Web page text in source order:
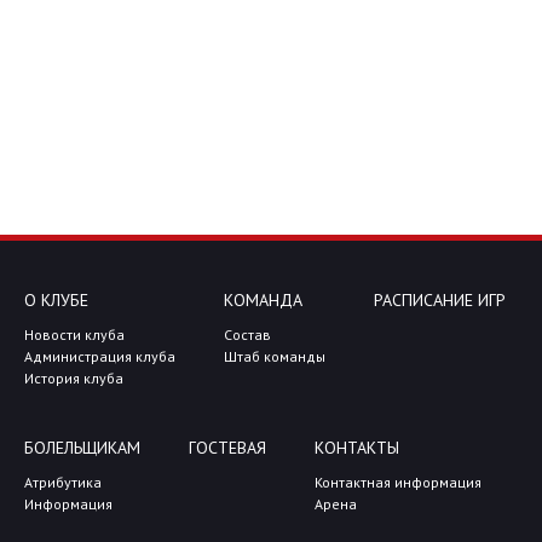
О КЛУБЕ
Новости клуба
Администрация клуба
История клуба
КОМАНДА
Состав
Штаб команды
РАСПИСАНИЕ ИГР
БОЛЕЛЬЩИКАМ
Атрибутика
Информация
ГОСТЕВАЯ КОНТАКТЫ
Контактная информация
Арена